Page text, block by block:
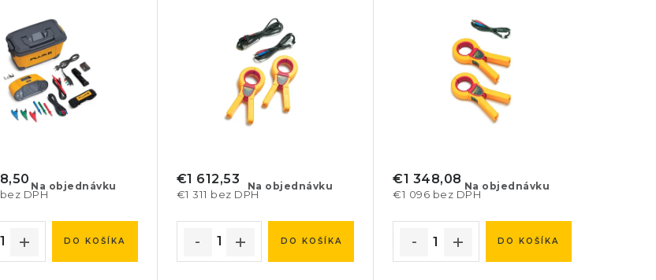
u
Na objednávku
DPH
DO KOŠÍKA
Na objednávku
€1 311 bez DPH
€1 612,53
DO KOŠÍKA
Na objednávku
€1 096 bez DPH
€1 348,08
DO KOŠÍKA